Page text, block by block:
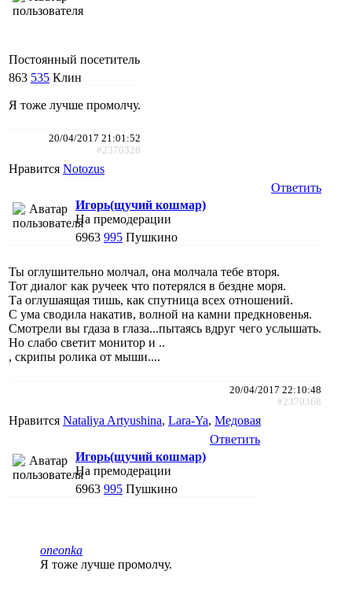
Постоянный посетитель
863 535 Клин
Я тоже лучше промолчу.
20/04/2017 21:01:52
#2370328
Нравится Notozus
Ответить
Игорь(щучий кошмар)
На премодерации
6963 995 Пушкино
Ты оглушительно молчал, она молчала тебе вторя.
Тот диалог как ручеек что потерялся в бездне моря.
Та оглушаящая тишь, как спутница всех отношений.
С ума сводила накатив, волной на камни предкновенья.
Смотрели вы гдаза в глаза...пытаясь вдруг чего услышать.
Но слабо светит монитор и ..
, скрипы ролика от мыши....
20/04/2017 22:10:48
#2370368
Нравится Nataliya Artyushina, Lara-Ya, Медовая
Ответить
Игорь(щучий кошмар)
На премодерации
6963 995 Пушкино
oneonka
Я тоже лучше промолчу.